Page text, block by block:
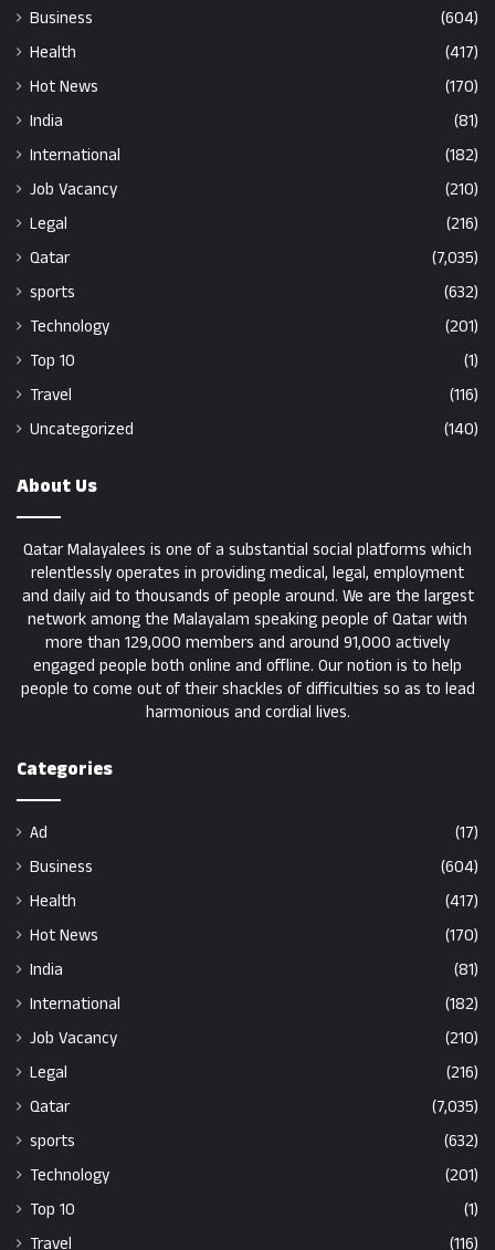
Business
(604)
Health
(417)
Hot News
(170)
India
(81)
International
(182)
Job Vacancy
(210)
Legal
(216)
Qatar
(7,035)
sports
(632)
Technology
(201)
Top 10
(1)
Travel
(116)
Uncategorized
(140)
About Us
Qatar Malayalees is one of a substantial social platforms which
relentlessly operates in providing medical, legal, employment
and daily aid to thousands of people around. We are the largest
network among the Malayalam speaking people of Qatar with
more than 129,000 members and around 91,000 actively
engaged people both online and offline. Our notion is to help
people to come out of their shackles of difficulties so as to lead
harmonious and cordial lives.
Categories
Ad
(17)
Business
(604)
Health
(417)
Hot News
(170)
India
(81)
International
(182)
Job Vacancy
(210)
Legal
(216)
Qatar
(7,035)
sports
(632)
Technology
(201)
Top 10
(1)
Travel
(116)